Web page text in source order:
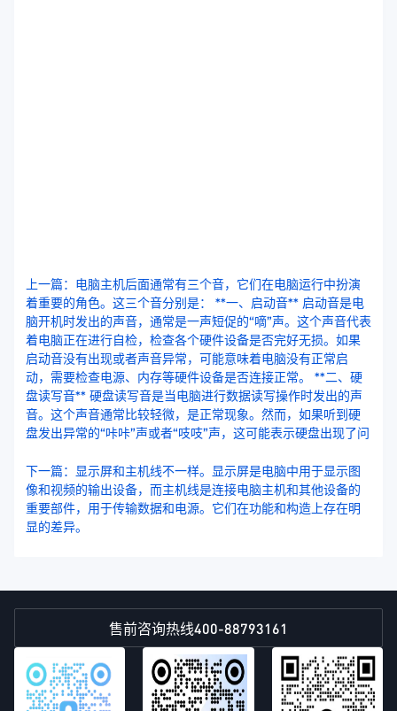
上一篇：电脑主机后面通常有三个音，它们在电脑运行中扮演
着重要的角色。这三个音分别是： **一、启动音** 启动音是电
脑开机时发出的声音，通常是一声短促的“嘀”声。这个声音代表
着电脑正在进行自检，检查各个硬件设备是否完好无损。如果
启动音没有出现或者声音异常，可能意味着电脑没有正常启
动，需要检查电源、内存等硬件设备是否连接正常。 **二、硬
盘读写音** 硬盘读写音是当电脑进行数据读写操作时发出的声
音。这个声音通常比较轻微，是正常现象。然而，如果听到硬
盘发出异常的“咔咔”声或者“吱吱”声，这可能表示硬盘出现了问
下一篇：显示屏和主机线不一样。显示屏是电脑中用于显示图
像和视频的输出设备，而主机线是连接电脑主机和其他设备的
重要部件，用于传输数据和电源。它们在功能和构造上存在明
显的差异。
售前咨询热线400-88793161